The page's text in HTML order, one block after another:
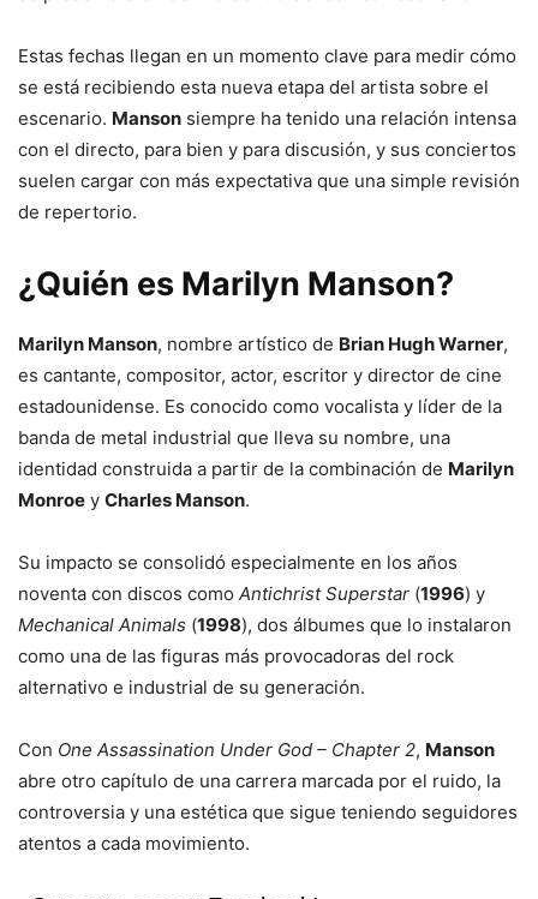
Estas fechas llegan en un momento clave para medir cómo
se está recibiendo esta nueva etapa del artista sobre el
escenario. Manson siempre ha tenido una relación intensa
con el directo, para bien y para discusión, y sus conciertos
suelen cargar con más expectativa que una simple revisión
de repertorio.
¿Quién es Marilyn Manson?
Marilyn Manson, nombre artístico de Brian Hugh Warner,
es cantante, compositor, actor, escritor y director de cine
estadounidense. Es conocido como vocalista y líder de la
banda de metal industrial que lleva su nombre, una
identidad construida a partir de la combinación de Marilyn
Monroe y Charles Manson.
Su impacto se consolidó especialmente en los años
noventa con discos como Antichrist Superstar (1996) y
Mechanical Animals (1998), dos álbumes que lo instalaron
como una de las figuras más provocadoras del rock
alternativo e industrial de su generación.
Con One Assassination Under God – Chapter 2, Manson
abre otro capítulo de una carrera marcada por el ruido, la
controversia y una estética que sigue teniendo seguidores
atentos a cada movimiento.